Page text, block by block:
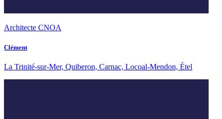
Architecte CNOA
Clément
La Trinité-sur-Mer, Quiberon, Carnac, Locoal-Mendon, Étel